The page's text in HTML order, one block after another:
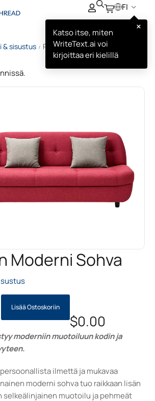
FI
×
Katso itse, miten
WriteText.ai voi
kirjoittaa eri kielillä
& sisustus / Punainen Moderni Sohva
Moderni Sohva
Lisää Ostoskoriin
$0.00
moderniin muotoiluun kodin ja
ilmettä ja mukavaa
moderni sohva tuo raikkaan lisän
selkeälinjainen muotoilu ja pehmeät